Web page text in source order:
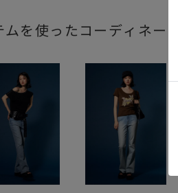
を使ったコーディネート